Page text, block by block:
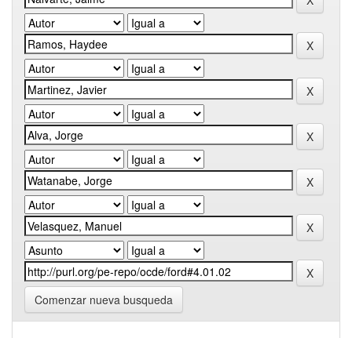
Comenzar nueva busqueda